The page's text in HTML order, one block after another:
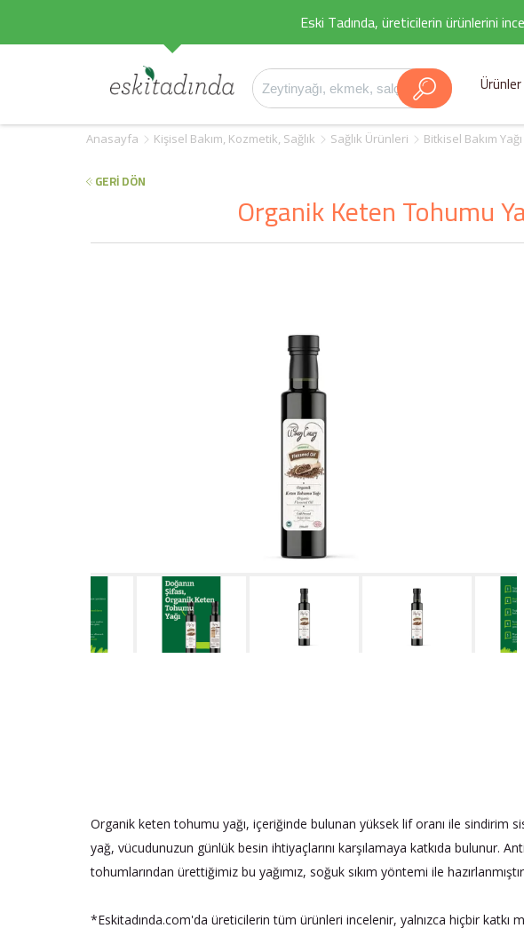
Eski Tadında, üreticilerin ürünlerini
Ürünler
Anasayfa Kişisel Bakım, Kozmetik, Sağlık Sağlık Ürünleri Bitkisel Bakım Yağı
GERİ DÖN
Organik Keten Tohumu
Organik keten tohumu yağı, içeriğinde bulunan yüksek lif oranı ile sindirim
yağ, vücudunuzun günlük besin ihtiyaçlarını karşılamaya katkıda bulunur.
tohumlarından ürettiğimiz bu yağımız, soğuk sıkım yöntemi ile
*Eskitadında.com'da üreticilerin tüm ürünleri incelenir, yalnızca hiçbir katkı